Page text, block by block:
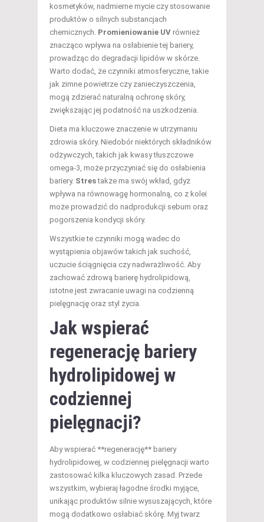
kosmetyków, nadmierne mycie czy stosowanie
produktów o silnych substancjach
chemicznych. Promieniowanie UV również
znacząco wpływa na osłabienie tej bariery,
prowadząc do degradacji lipidów w skórze.
Warto dodać, że czynniki atmosferyczne, takie
jak zimne powietrze czy zanieczyszczenia,
mogą zdzierać naturalną ochronę skóry,
zwiększając jej podatność na uszkodzenia.
Dieta ma kluczowe znaczenie w utrzymaniu
zdrowia skóry. Niedobór niektórych składników
odżywczych, takich jak kwasy tłuszczowe
omega-3, może przyczyniać się do osłabienia
bariery. Strestakże ma swój wkład, gdyż
wpływa na równowagę hormonalną, co z kolei
może prowadzić do nadprodukcji sebum oraz
pogorszenia kondycji skóry.
Wszystkie te czynniki mogą wadec do
wystąpienia objawów takich jak suchość,
uczucie ściągnięcia czy nadwrażliwość. Aby
zachować zdrową barierę hydrolipidową,
istotne jest zwracanie uwagi na codzienną
pielęgnację oraz styl życia.
Jak wspierać
regenerację bariery
hydrolipidowej w
codziennej
pielęgnacji?
Aby wspierać **regenerację** bariery
hydrolipidowej, w codziennej pielęgnacji warto
zastosować kilka kluczowych zasad. Przede
wszystkim, wybieraj łagodne środki myjące,
unikając produktów silnie wysuszających, które
mogą dodatkowo osłabiać skórę. Myj twarz